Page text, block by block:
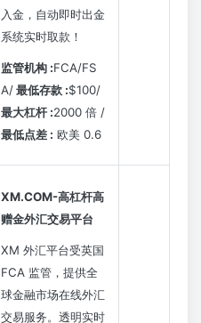
入金，自动即时出金
系统实时取款！
监管机构 :FCA/FS
A/最低存款 :$100/
最大杠杆 :2000 倍 /
最低点差 : 欧美 0.6
XM.COM-高杠杆高
赠金外汇交易平台
XM 外汇平台受英国
FCA 监管，提供全
球金融市场在线外汇
交易服务。透明实时